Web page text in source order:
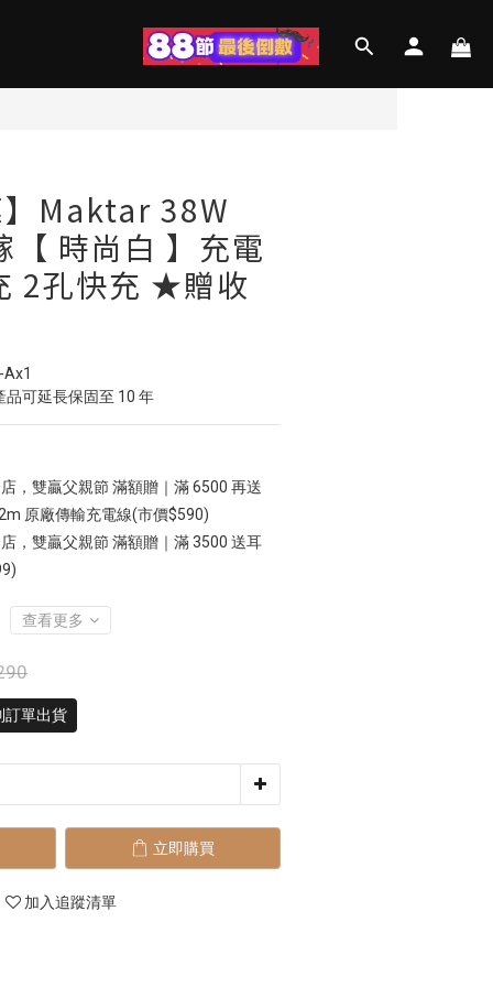
Maktar 38W
【 時尚白 】充電
2孔快充 ★贈收
Ax1
品可延長保固至 10 年
，雙贏父親節 滿額贈｜滿 6500 再送
原廠傳輸充電線(市價$590)
，雙贏父親節 滿額贈｜滿 3500 送耳
查看更多
訂單出貨
立即購買
加入追蹤清單